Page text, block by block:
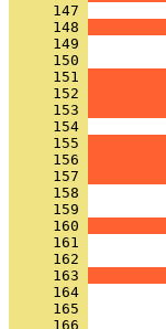
     147
     148
     149
     150
     151
     152
     153
     154
     155
     156
     157
     158
     159
     160
     161
     162
     163
     164
     165
     166